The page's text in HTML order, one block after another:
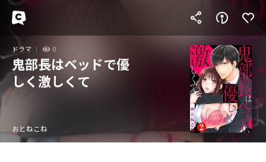
ドラマ 0
鬼部長はベッドで優
しく激しくて
おとねこね